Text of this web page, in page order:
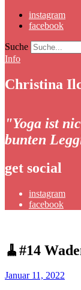
instagram
facebook
Suche
Info
Christina
"Yoga ist
bunten
get social
instagram
facebook
🧹#14
Januar 11, 2022